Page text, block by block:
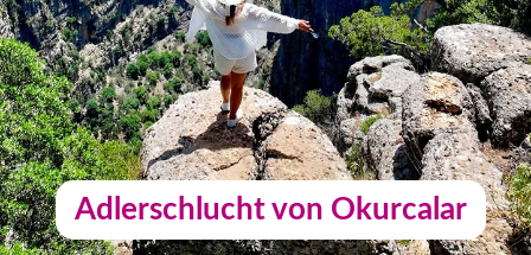
Adlerschlucht von Okurcalar